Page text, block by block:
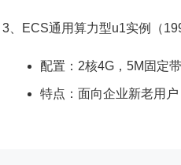
3、ECS通用算力型u1实例（
配置：2核4G，5M固定带
特点：面向企业新老用